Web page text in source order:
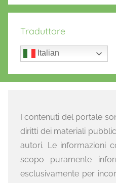
Traduttore
Italian
I contenuti del portale
diritti dei materiali
autori. Le informazioni
scopo puramente
esclusivamente per